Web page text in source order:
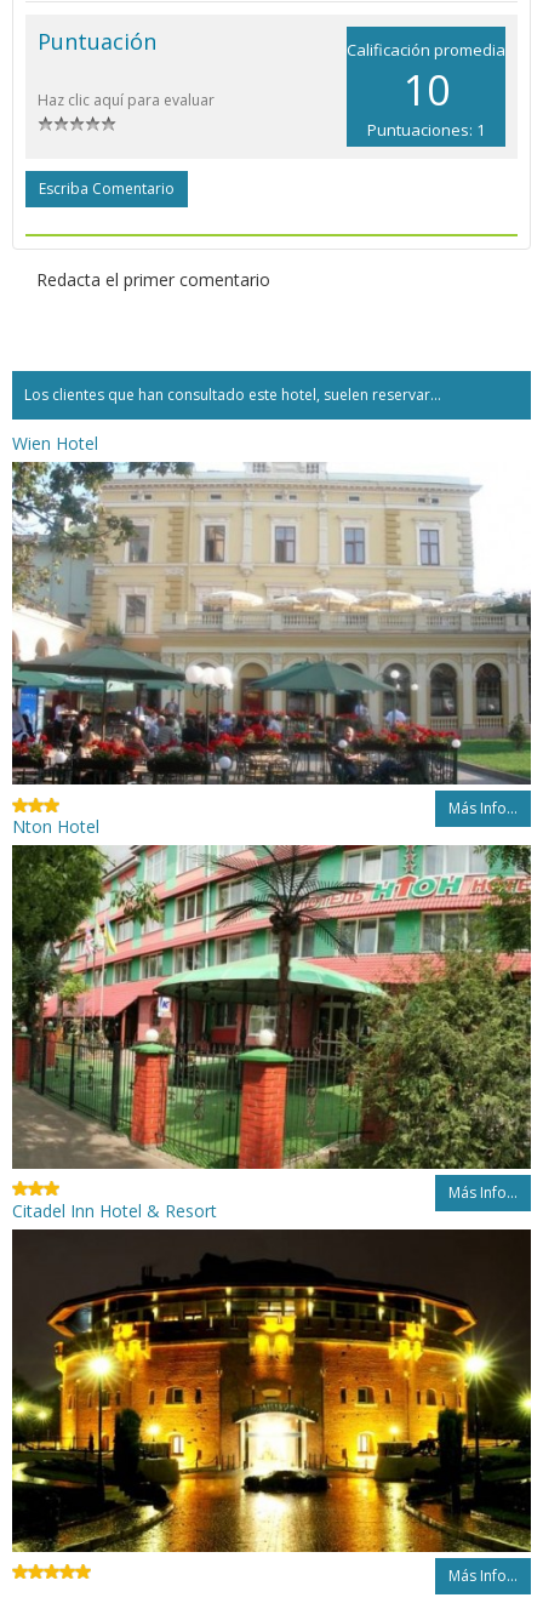
Calificación promedia
10
Puntuaciones: 1
Puntuación
Haz clic aquí para evaluar
Escriba Comentario
Redacta el primer comentario
Los clientes que han consultado este hotel, suelen reservar...
Wien Hotel
Más Info...
Nton Hotel
Más Info...
Citadel Inn Hotel & Resort
Más Info...